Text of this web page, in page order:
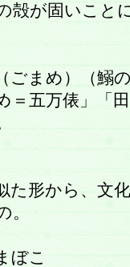
殻が固いこと
ごまめ）（鰯
＝五万俵」「
た形から、文
。
ぼこ